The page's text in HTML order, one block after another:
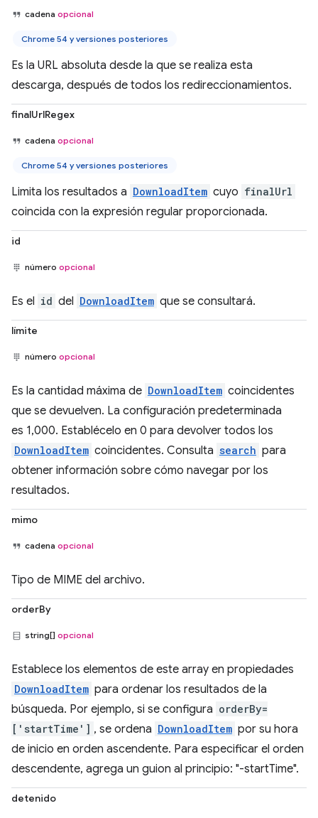
cadena opcional
Chrome 54 y versiones posteriores
Es la URL absoluta desde la que se realiza esta
descarga, después de todos los redireccionamientos.
finalUrlRegex
cadena opcional
Chrome 54 y versiones posteriores
Limita los resultados a DownloadItem cuyo finalUrl
coincida con la expresión regular proporcionada.
id
número opcional
Es el id del DownloadItem que se consultará.
límite
número opcional
Es la cantidad máxima de DownloadItem coincidentes
que se devuelven. La configuración predeterminada
es 1,000. Establécelo en 0 para devolver todos los
DownloadItem coincidentes. Consulta search para
obtener información sobre cómo navegar por los
resultados.
mimo
cadena opcional
Tipo de MIME del archivo.
orderBy
string[] opcional
Establece los elementos de este array en propiedades
DownloadItem para ordenar los resultados de la
búsqueda. Por ejemplo, si se configura orderBy=
['startTime'] , se ordena DownloadItem por su hora
de inicio en orden ascendente. Para especificar el orden
descendente, agrega un guion al principio: "-startTime".
detenido